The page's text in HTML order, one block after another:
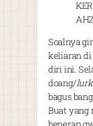
Soalnya
keliaran di
diri ini.
doang/
bagus
Buat yang